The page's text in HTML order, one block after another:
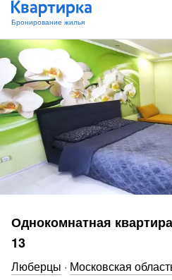
Однокомнатная
13
Люберцы · Московская